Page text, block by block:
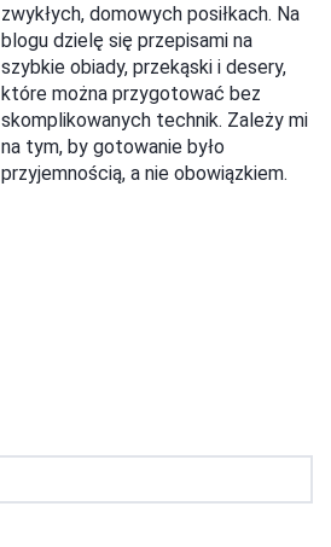
zwykłych, domowych posiłkach. Na
blogu dzielę się przepisami na
szybkie obiady, przekąski i desery,
które można przygotować bez
skomplikowanych technik. Zależy mi
na tym, by gotowanie było
przyjemnością, a nie obowiązkiem.